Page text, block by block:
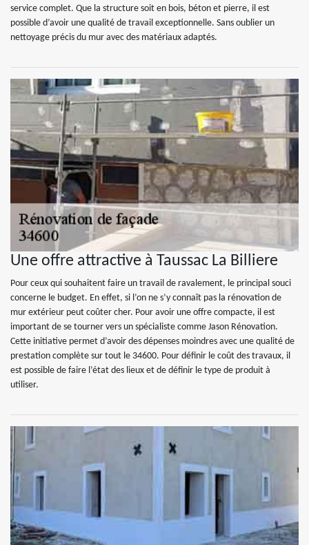
service complet. Que la structure soit en bois, béton et pierre, il est
possible d’avoir une qualité de travail exceptionnelle. Sans oublier un
nettoyage précis du mur avec des matériaux adaptés.
Une offre attractive à Taussac La Billiere
Pour ceux qui souhaitent faire un travail de ravalement, le principal souci
concerne le budget. En effet, si l’on ne s’y connaît pas la rénovation de
mur extérieur peut coûter cher. Pour avoir une offre compacte, il est
important de se tourner vers un spécialiste comme Jason Rénovation.
Cette initiative permet d’avoir des dépenses moindres avec une qualité de
prestation complète sur tout le 34600. Pour définir le coût des travaux, il
est possible de faire l’état des lieux et de définir le type de produit à
utiliser.